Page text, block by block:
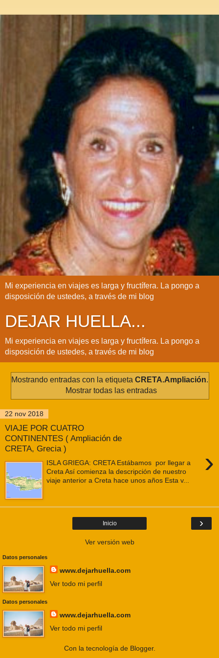
Mi experiencia en viajes es larga y fructífera. La pongo a
disposición de ustedes, a través de mi blog
DEJAR HUELLA...
Mi experiencia en viajes es larga y fructífera. La pongo a
disposición de ustedes, a través de mi blog
Mostrando entradas con la etiqueta CRETA.Ampliación.
Mostrar todas las entradas
22 nov 2018
VIAJE POR CUATRO
CONTINENTES ( Ampliación de
CRETA, Grecia )
›
ISLA GRIEGA: CRETA Estábamos por llegar a
Creta Así comienza la descripción de nuestro
viaje anterior a Creta hace unos años Esta v...
›
Inicio
Ver versión web
Datos personales
www.dejarhuella.com
Ver todo mi perfil
Datos personales
www.dejarhuella.com
Ver todo mi perfil
Con la tecnología de Blogger.